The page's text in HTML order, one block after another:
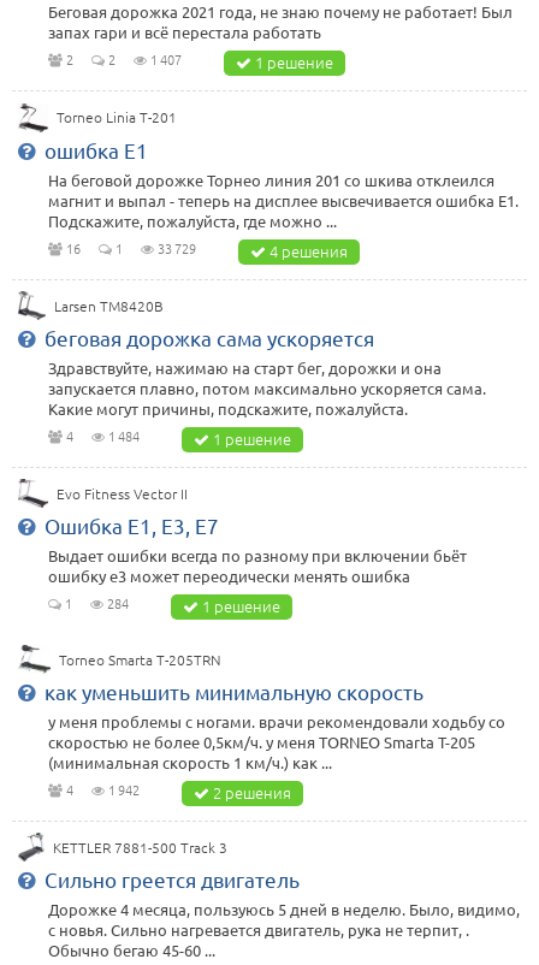
Беговая дорожка 2021 года, не знаю почему не работает! Был
запах гари и всё перестала работать
2 2 1 407 1 решение
Torneo Linia T-201
ошибка Е1
На беговой дорожке Торнео линия 201 со шкива отклеился
магнит и выпал - теперь на дисплее высвечивается ошибка Е1.
Подскажите, пожалуйста, где можно ...
16 1 33 729 4 решения
Larsen TM8420B
беговая дорожка сама ускоряется
Здравствуйте, нажимаю на старт бег, дорожки и она
запускается плавно, потом максимально ускоряется сама.
Какие могут причины, подскажите, пожалуйста.
4 1 484 1 решение
Evo Fitness Vector II
Ошибка E1, E3, E7
Выдает ошибки всегда по разному при включении бьёт
ошибку e3 может переодически менять ошибка
1 284 1 решение
Torneo Smarta T-205TRN
как уменьшить минимальную скорость
у меня проблемы с ногами. врачи рекомендовали ходьбу со
скоростью не более 0,5км/ч. у меня TORNEO Smarta T-205
(минимальная скорость 1 км/ч.) как ...
4 1 942 2 решения
KETTLER 7881-500 Track 3
Сильно греется двигатель
Дорожке 4 месяца, пользуюсь 5 дней в неделю. Было, видимо,
с новья. Сильно нагревается двигатель, рука не терпит, .
Обычно бегаю 45-60 ...